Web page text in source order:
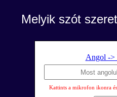
Melyik szót
Angol ->
Kattints a mikrofon ikonra